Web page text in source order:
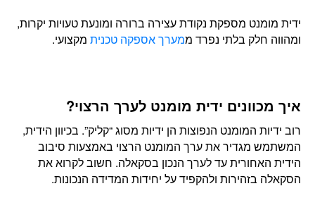
ידית מומנט מספקת נקודת עצירה ברורה ומונעת טעויות יקרות,
ומהווה חלק בלתי נפרד ממערך אספקה טכניתמקצועי.
איך מכוונים ידית מומנט לערך הרצוי?
רוב ידיות המומנט הנפוצות הן ידיות מסוג “קליק”. בכיוון הידית,
המשתמש מגדיר את ערך המומנט הרצוי באמצעות סיבוב
הידית האחורית עד לערך הנכון בסקאלה. חשוב לקרוא את
הסקאלה בזהירות ולהקפיד על יחידות המדידה הנכונות.